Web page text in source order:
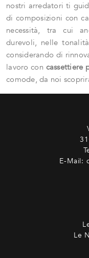
nostri arredatori ti
di composizioni con
necessità, tra cui
durevoli, nelle
considerando di
lavoro con cassettiere
comode, da noi
E-Mail:
Le